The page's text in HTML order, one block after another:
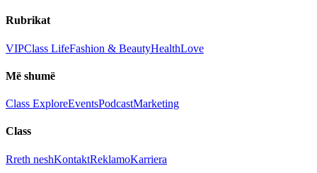
Rubrikat
VIPClass LifeFashion & BeautyHealthLove
Më shumë
Class ExploreEventsPodcastMarketing
Class
Rreth neshKontaktReklamoKarriera